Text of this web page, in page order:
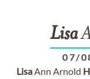
Lisa
07/
LisaAnn Arnold